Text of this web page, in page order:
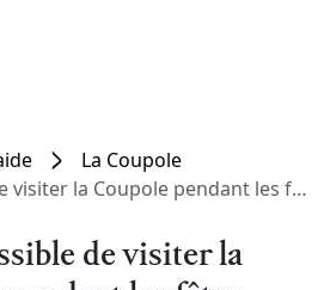
La Coupole
la Coupole pendant les fêtes religieuses ?
de visiter la